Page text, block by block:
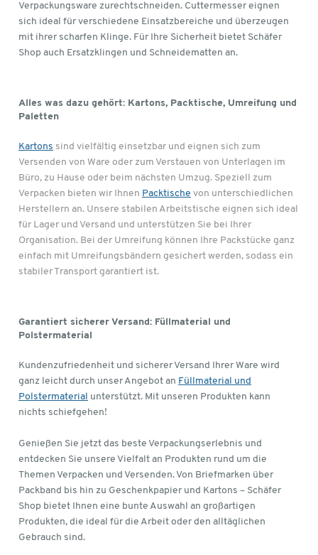
Verpackungsware zurechtschneiden. Cuttermesser eignen
sich ideal für verschiedene Einsatzbereiche und überzeugen
mit ihrer scharfen Klinge. Für Ihre Sicherheit bietet Schäfer
Shop auch Ersatzklingen und Schneidematten an.
Alles was dazu gehört: Kartons, Packtische, Umreifung und
Paletten
Kartons sind vielfältig einsetzbar und eignen sich zum
Versenden von Ware oder zum Verstauen von Unterlagen im
Büro, zu Hause oder beim nächsten Umzug. Speziell zum
Verpacken bieten wir Ihnen Packtische von unterschiedlichen
Herstellern an. Unsere stabilen Arbeitstische eignen sich ideal
für Lager und Versand und unterstützen Sie bei Ihrer
Organisation. Bei der Umreifung können Ihre Packstücke ganz
einfach mit Umreifungsbändern gesichert werden, sodass ein
stabiler Transport garantiert ist.
Garantiert sicherer Versand: Füllmaterial und
Polstermaterial
Kundenzufriedenheit und sicherer Versand Ihrer Ware wird
ganz leicht durch unser Angebot an Füllmaterial und
Polstermaterial unterstützt. Mit unseren Produkten kann
nichts schiefgehen!
Genießen Sie jetzt das beste Verpackungserlebnis und
entdecken Sie unsere Vielfalt an Produkten rund um die
Themen Verpacken und Versenden. Von Briefmarken über
Packband bis hin zu Geschenkpapier und Kartons – Schäfer
Shop bietet Ihnen eine bunte Auswahl an großartigen
Produkten, die ideal für die Arbeit oder den alltäglichen
Gebrauch sind.